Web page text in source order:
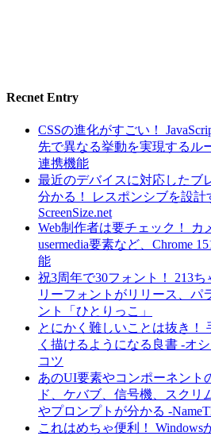
Recnet Entry
CSSの進化がすごい！
先で異なる挙動を実現するル
連携機能
最近のデバイスに対応したブ
分かる！ レスポンシブを設
ScreenSize.net
Web制作者は要チェック！ カ
usermedia要素など、Chrome
能
祝3周年で30フォント！ 213
リーフォントがリリース、パ
ント「ひとりっこ」
とにかく難しいことは抜き！
く描けるようになる良書 -オ
コツ
あのUI要素やコンポーネント
ド、ケバブ、信号機、スクリ
やプロンプトが分かる -
これはめちゃ便利！ Windows